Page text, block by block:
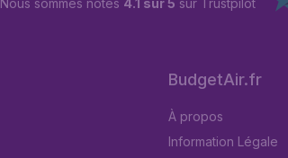
BudgetAir.fr
À propos
Information Légale